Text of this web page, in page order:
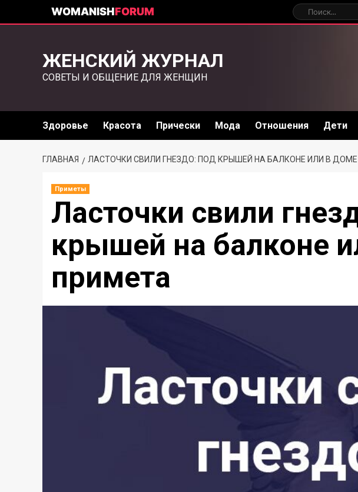
WOMANISHFORUM
ЖЕНСКИЙ ЖУРНАЛ
СОВЕТЫ И ОБЩЕНИЕ ДЛЯ ЖЕНЩИН
Здоровье Красота Прически Мода Отношения Дети
ГЛАВНАЯ ЛАСТОЧКИ СВИЛИ ГНЕЗДО: ПОД КРЫШЕЙ НА БАЛКОНЕ ИЛИ В
Приметы
Ласточки свили
крышей на балконе
примета